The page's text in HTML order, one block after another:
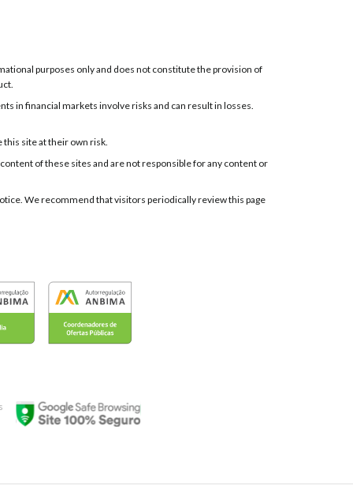
purposes only and does not constitute the provision of
in financial markets involve risks and can result in losses.
site at their own risk.
of these sites and are not responsible for any content or
We recommend that visitors periodically review this page